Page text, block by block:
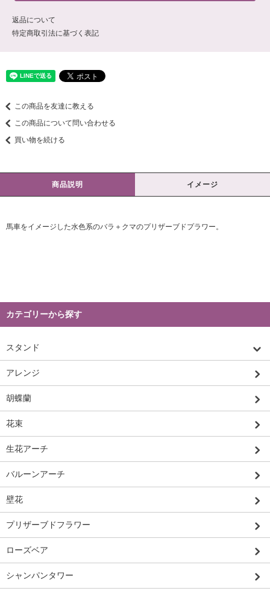
返品について
特定商取引法に基づく表記
この商品を友達に教える
この商品について問い合わせる
買い物を続ける
商品説明 イメージ
馬車をイメージした水色系のバラ＋クマのプリザーブドプラワー。
カテゴリーから探す
スタンド
アレンジ
胡蝶蘭
花束
生花アーチ
バルーンアーチ
壁花
プリザーブドフラワー
ローズベア
シャンパンタワー